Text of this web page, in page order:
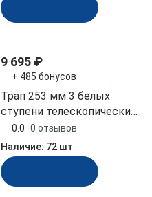
9 695 ₽
+ 485 бонусов
Трап 253 мм 3 белых
ступени телескопический
складной узкий
(040161WT)
0.0 0 отзывов
Наличие: 72 шт